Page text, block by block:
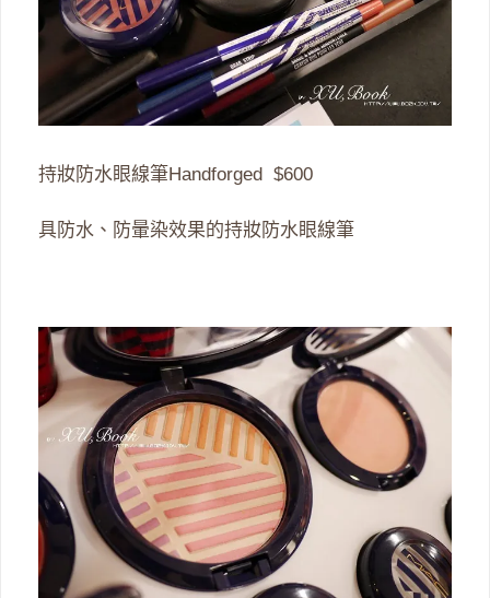
持妝防水眼線筆Handforged $600
具防水、防暈染效果的持妝防水眼線筆